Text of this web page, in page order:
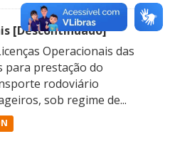
[Descontinuado]
Operacionais das
para prestação do
rodoviário
sob regime de...